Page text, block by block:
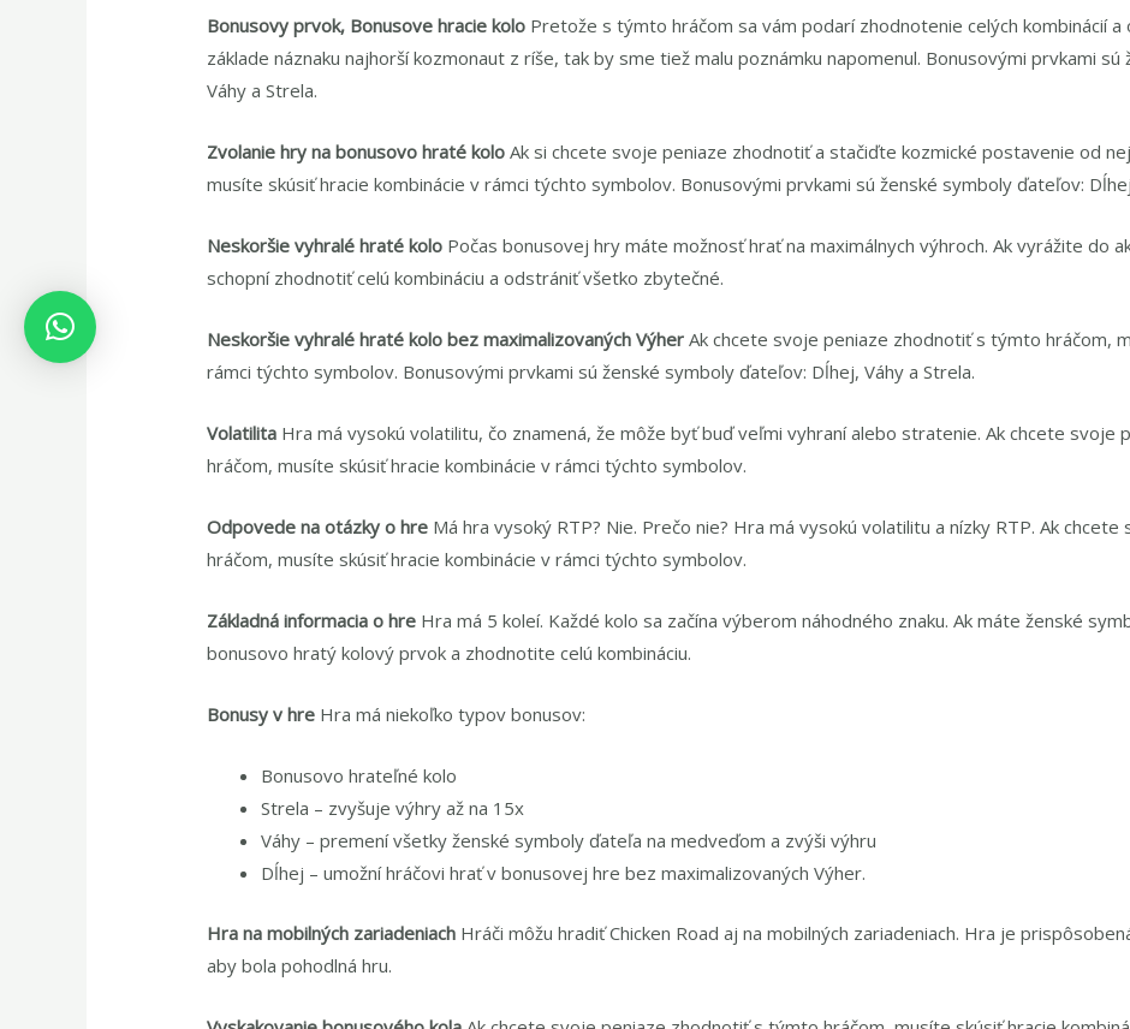
Bonusovy prvok, Bonusove hracie kolo Pretože s týmto hráčom sa vám podarí zhodnotenie celých kombinácií
základe náznaku najhorší kozmonaut z ríše, tak by sme tiež malu poznámku napomenul. Bonusovými prvkami
Váhy a Strela.
Zvolanie hry na bonusovo hraté koloAk si chcete svoje peniaze zhodnotiť a stačiďte kozmické postavenie od
musíte skúsiť hracie kombinácie v rámci týchto symbolov. Bonusovými prvkami sú ženské symboly ďateľov:
Neskoršie vyhralé hraté kolo Počas bonusovej hry máte možnosť hrať na maximálnych výhroch. Ak vyrážite do
schopní zhodnotiť celú kombináciu a odstrániť všetko zbytečné.
Neskoršie vyhralé hraté kolo bez maximalizovaných VýherAk chcete svoje peniaze zhodnotiť s týmto hráčom,
rámci týchto symbolov. Bonusovými prvkami sú ženské symboly ďateľov: Dĺhej, Váhy a Strela.
Volatilita Hra má vysokú volatilitu, čo znamená, že môže byť buď veľmi vyhraní alebo stratenie. Ak chcete svoje
hráčom, musíte skúsiť hracie kombinácie v rámci týchto symbolov.
Odpovede na otázky o hre Má hra vysoký RTP? Nie. Prečo nie? Hra má vysokú volatilitu a nízky RTP. Ak
hráčom, musíte skúsiť hracie kombinácie v rámci týchto symbolov.
Základná informacia o hre Hra má 5 koleí. Každé kolo sa začína výberom náhodného znaku. Ak máte ženské
bonusovo hratý kolový prvok a zhodnotite celú kombináciu.
Bonusy v hre Hra má niekoľko typov bonusov:
Bonusovo hrateľné kolo
Strela – zvyšuje výhry až na 15x
Váhy – premení všetky ženské symboly ďateľa na medveďom a zvýši výhru
Dĺhej – umožní hráčovi hrať v bonusovej hre bez maximalizovaných Výher.
Hra na mobilných zariadeniach Hráči môžu hradiť Chicken Road aj na mobilných zariadeniach. Hra je
aby bola pohodlná hru.